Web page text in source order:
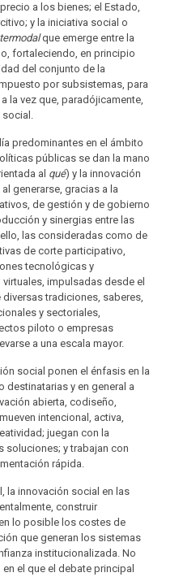
a los bienes; el Estado,
y la iniciativa social o
que emerge entre la
fortaleciendo, en principio
del conjunto de la
por subsistemas, para
la vez que, paradójicamente,
social.
predominantes en el ámbito
públicas se dan la mano
al qué) y la innovación
al generarse, gracias a la
de gestión y de gobierno
y sinergias entre las
las consideradas como de
de corte participativo,
tecnológicas y
impulsadas desde el
tradiciones, saberes,
y sectoriales,
piloto o empresas
a una escala mayor.
social ponen el énfasis en la
destinatarias y en general a
abierta, codiseño,
intencional, activa,
juegan con la
soluciones; y trabajan con
rápida.
la innovación social en las
construir
lo posible los costes de
que generan los sistemas
institucionalizada. No
el que el debate principal